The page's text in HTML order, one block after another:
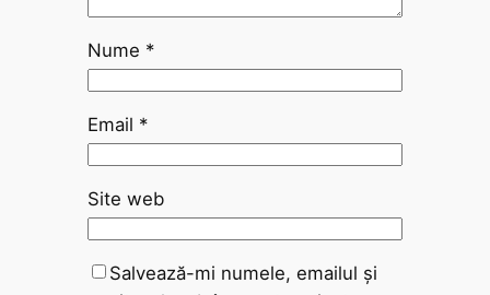
Nume *
Email *
Site web
Salvează-mi numele, emailul și